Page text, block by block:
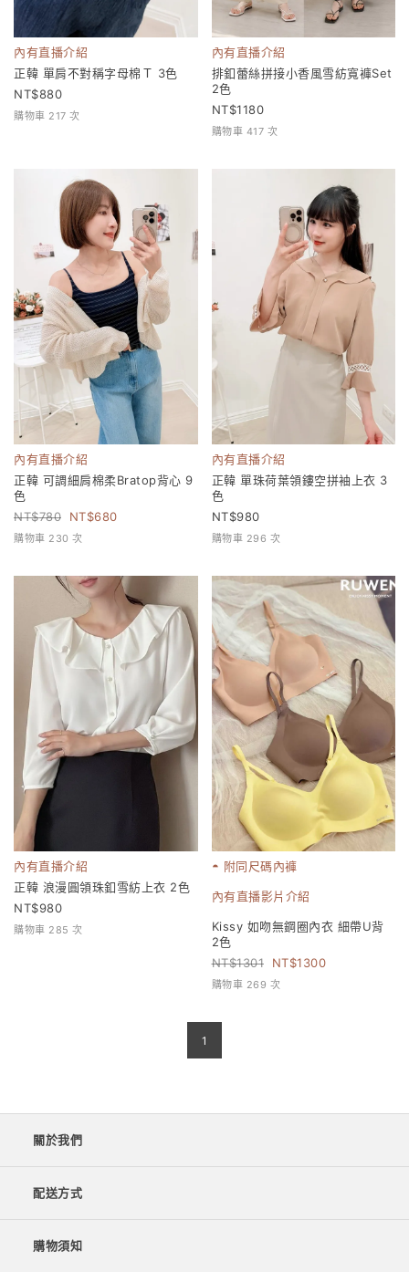
內有直播介紹
正韓 單肩不對稱字母棉Ｔ 3色
880
購物車 217 次
內有直播介紹
排釦蕾絲拼接小香風雪紡寬褲Set
2色
1180
購物車 417 次
內有直播介紹
正韓 可調細肩棉柔Bratop背心 9
色
780
680
購物車 230 次
內有直播介紹
正韓 單珠荷葉領鏤空拼袖上衣 3
色
980
購物車 296 次
內有直播介紹
正韓 浪漫圓領珠釦雪紡上衣 2色
980
購物車 285 次
◓ 附同尺碼內褲
內有直播影片介紹
Kissy 如吻無鋼圈內衣 細帶U背
2色
1301
1300
購物車 269 次
1
關於我們
配送方式
購物須知